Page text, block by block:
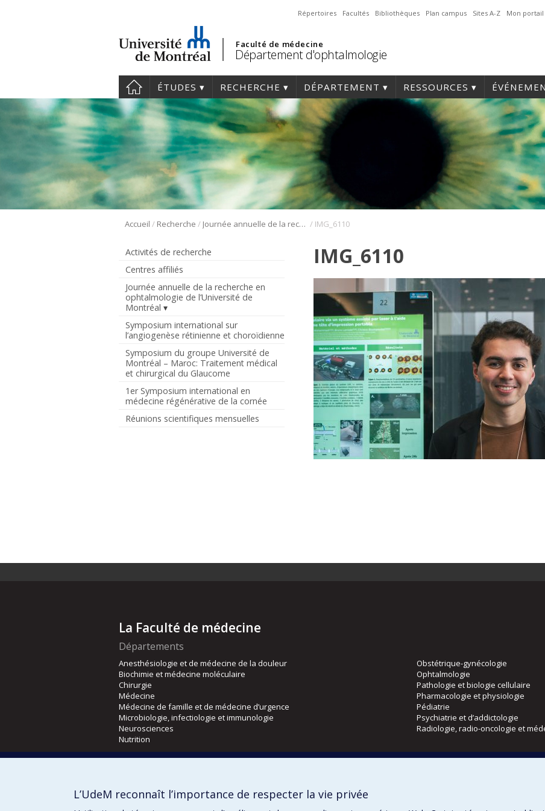
Répertoires Facultés Bibliothèques Plan campus Sites A-Z Mon portail
Faculté de médecine
Département d'ophtalmologie
ÉTUDES RECHERCHE DÉPARTEMENT RESSOURCES
Accueil / Recherche / Journée annuelle de la recherche en ophtalmologie de l’Université de Montréal / IMG_6110
Activités de recherche
Centres affiliés
Journée annuelle de la recherche en
ophtalmologie de l’Université de
Montréal
Symposium international sur
l’angiogenèse rétinienne et choroïdienne
Symposium du groupe Université de
Montréal – Maroc: Traitement médical
et chirurgical du Glaucome
1er Symposium international en
médecine régénérative de la cornée
Réunions scientifiques mensuelles
IMG_6110
La Faculté de médecine
Départements
Anesthésiologie et de médecine de la douleur
Biochimie et médecine moléculaire
Chirurgie
Médecine
Médecine de famille et de médecine d’urgence
Microbiologie, infectiologie et immunologie
Neurosciences
Nutrition
Obstétrique-gynécologie
Ophtalmologie
Pathologie et biologie cellulaire
Pharmacologie et physiologie
Pédiatrie
Psychiatrie et d’addictologie
Radiologie, radio-oncologie et
Orthophonie et audiologie
L’UdeM reconnaît l’importance de respecter la vie privée